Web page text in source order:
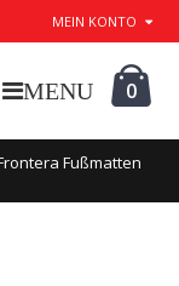
MEIN KONTO
0
Fußmatten